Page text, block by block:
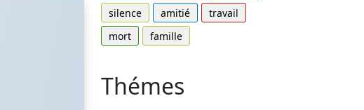
silence
amitié
travail
mort
famille
Thémes